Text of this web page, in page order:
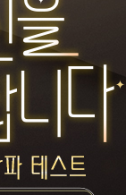
을거같은뎅